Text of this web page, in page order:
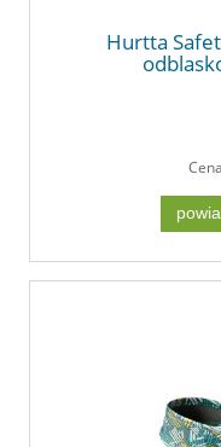
Hurtta